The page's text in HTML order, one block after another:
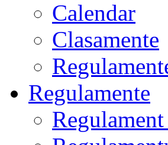
Calendar
Clasamente
Regulamente